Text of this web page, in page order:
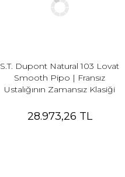
S.T. Dupont Natural 103 Lovat
Smooth Pipo | Fransız
Ustalığının Zamansız Klasiği
28.973,26 TL